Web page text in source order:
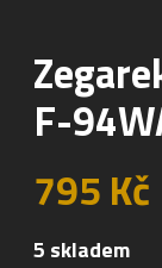
F-
795Kč
5 skladem